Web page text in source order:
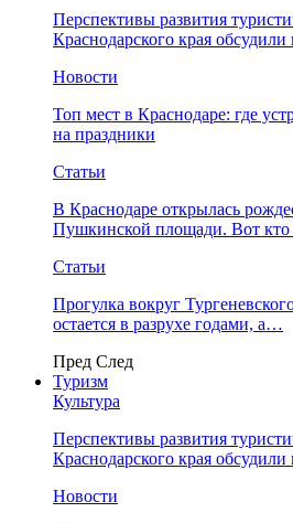
Перспективы развития
Краснодарского края
Новости
Топ мест в Краснодаре: где
на праздники
Статьи
В Краснодаре открылась
Пушкинской площади. Вот
Статьи
Прогулка вокруг
остается в разрухе годами, а…
Пред След
Туризм
Культура
Перспективы развития
Краснодарского края
Новости